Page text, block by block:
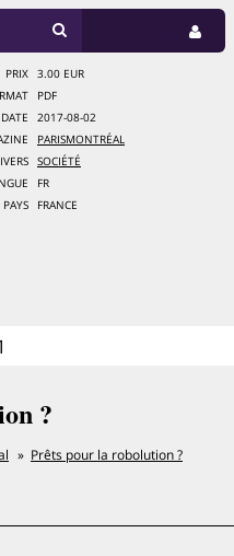
PRIX
3.00 EUR
PDF
DATE
2017-08-02
PARISMONTRÉAL
SOCIÉTÉ
FR
PAYS
FRANCE
?
Prêts pour la robolution ?